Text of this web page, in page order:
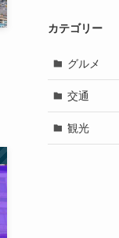
カテゴリー
グルメ
交通
観光